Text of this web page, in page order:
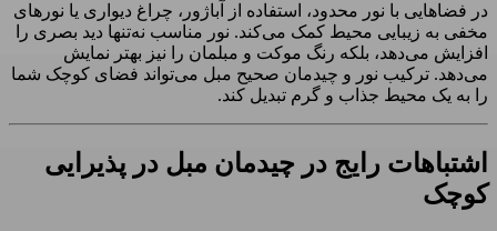
در فضاهایی با نور محدود، استفاده از آباژور، چراغ دیواری یا نورهای
مخفی به زیبایی محیط کمک می‌کند. نور مناسب نه‌تنها دید بصری را
افزایش می‌دهد، بلکه رنگ موکت و مبلمان را نیز بهتر نمایش
می‌دهد. ترکیب نور و چیدمان صحیح مبل می‌تواند فضای کوچک شما
را به یک محیط جذاب و گرم تبدیل کند.
اشتباهات رایج در چیدمان مبل در پذیرایی
کوچک